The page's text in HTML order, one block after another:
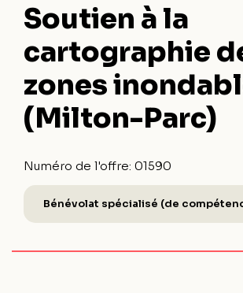
Soutien à la
cartographie
zones
(Milton-Parc)
Numéro de l'offre: 01590
Bénévolat spécialisé (de